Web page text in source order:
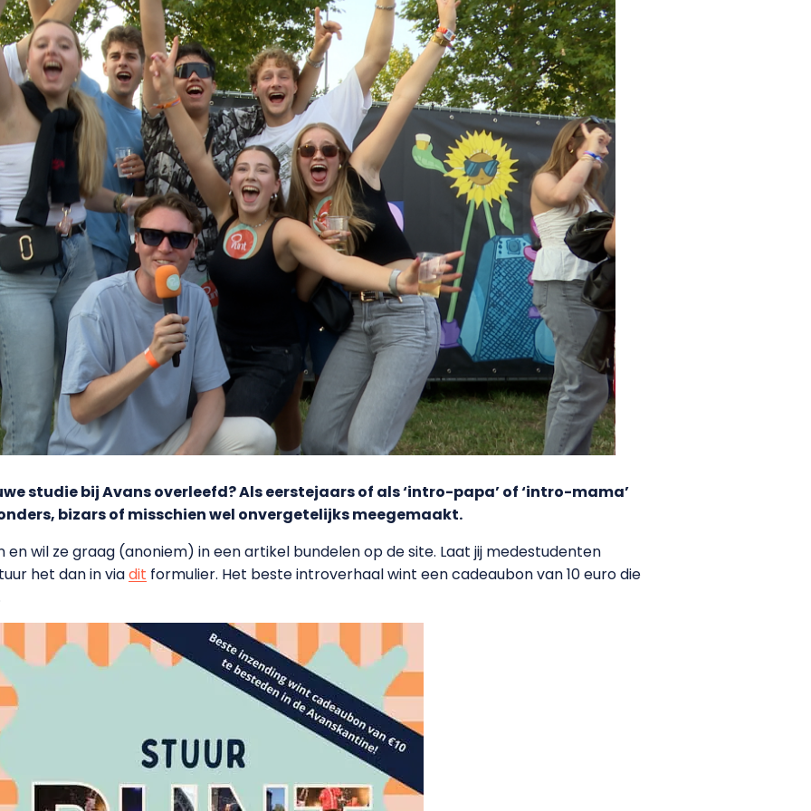
studie bij Avans overleefd? Als eerstejaars of als ‘intro-papa’ of ‘intro-mama’
bizars of misschien wel onvergetelijks meegemaakt.
wil ze graag (anoniem) in een artikel bundelen op de site. Laat jij medestudenten
het dan in viadit formulier. Het beste introverhaal wint een cadeaubon van 10 euro die